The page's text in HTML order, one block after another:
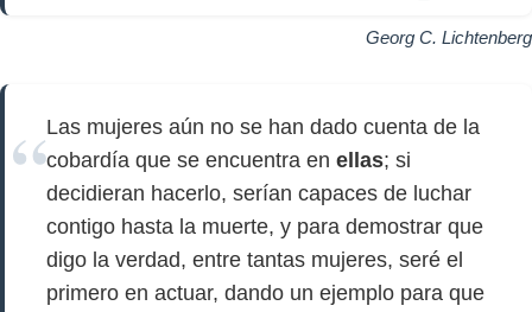
Georg C. Lichtenberg
Las mujeres aún no se han dado cuenta de la
cobardía que se encuentra en ellas; si
decidieran hacerlo, serían capaces de luchar
contigo hasta la muerte, y para demostrar que
digo la verdad, entre tantas mujeres, seré el
primero en actuar, dando un ejemplo para que